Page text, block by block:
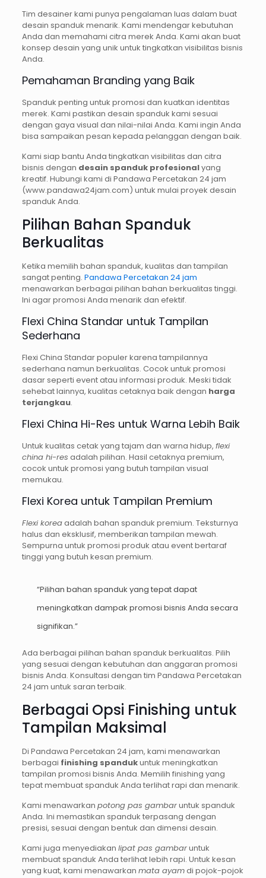
Tim desainer kami punya pengalaman luas dalam buat
desain spanduk menarik. Kami mendengar kebutuhan
Anda dan memahami citra merek Anda. Kami akan buat
konsep desain yang unik untuk tingkatkan visibilitas bisnis
Anda.
Pemahaman Branding yang Baik
Spanduk penting untuk promosi dan kuatkan identitas
merek. Kami pastikan desain spanduk kami sesuai
dengan gaya visual dan nilai-nilai Anda. Kami ingin Anda
bisa sampaikan pesan kepada pelanggan dengan baik.
Kami siap bantu Anda tingkatkan visibilitas dan citra
bisnis dengan desain spanduk profesionalyang
kreatif. Hubungi kami di Pandawa Percetakan 24 jam
(www.pandawa24jam.com) untuk mulai proyek desain
spanduk Anda.
Pilihan Bahan Spanduk
Berkualitas
Ketika memilih bahan spanduk, kualitas dan tampilan
sangat penting. Pandawa Percetakan 24 jam
menawarkan berbagai pilihan bahan berkualitas tinggi.
Ini agar promosi Anda menarik dan efektif.
Flexi China Standar untuk Tampilan
Sederhana
Flexi China Standar populer karena tampilannya
sederhana namun berkualitas. Cocok untuk promosi
dasar seperti event atau informasi produk. Meski tidak
sehebat lainnya, kualitas cetaknya baik dengan harga
terjangkau.
Flexi China Hi-Res untuk Warna Lebih Baik
Untuk kualitas cetak yang tajam dan warna hidup, flexi
china hi-res adalah pilihan. Hasil cetaknya premium,
cocok untuk promosi yang butuh tampilan visual
memukau.
Flexi Korea untuk Tampilan Premium
Flexi koreaadalah bahan spanduk premium. Teksturnya
halus dan eksklusif, memberikan tampilan mewah.
Sempurna untuk promosi produk atau event bertaraf
tinggi yang butuh kesan premium.
“Pilihan bahan spanduk yang tepat dapat
meningkatkan dampak promosi bisnis Anda secara
signifikan.”
Ada berbagai pilihan bahan spanduk berkualitas. Pilih
yang sesuai dengan kebutuhan dan anggaran promosi
bisnis Anda. Konsultasi dengan tim Pandawa Percetakan
24 jam untuk saran terbaik.
Berbagai Opsi Finishing untuk
Tampilan Maksimal
Di Pandawa Percetakan 24 jam, kami menawarkan
berbagai finishing spandukuntuk meningkatkan
tampilan promosi bisnis Anda. Memilih finishing yang
tepat membuat spanduk Anda terlihat rapi dan menarik.
Kami menawarkan potong pas gambaruntuk spanduk
Anda. Ini memastikan spanduk terpasang dengan
presisi, sesuai dengan bentuk dan dimensi desain.
Kami juga menyediakan lipat pas gambaruntuk
membuat spanduk Anda terlihat lebih rapi. Untuk kesan
yang kuat, kami menawarkan mata ayamdi pojok-pojok